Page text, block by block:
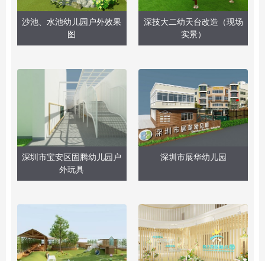
沙池、水池幼儿园户外效果
图
深技大二幼天台改造（现场
实景）
深圳市宝安区固腾幼儿园户
外玩具
深圳市展华幼儿园